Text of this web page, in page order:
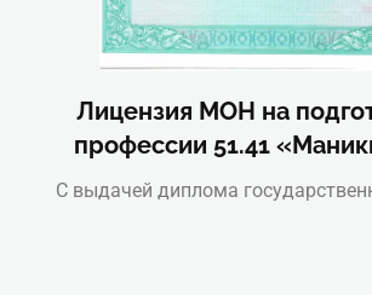
Лицензия МОН на
профессии 51.41
С выдачей диплома